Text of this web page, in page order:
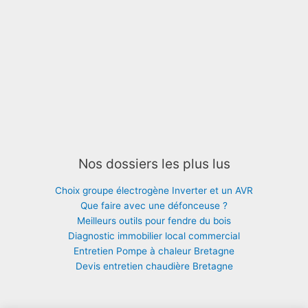
Nos dossiers les plus lus
Choix groupe électrogène Inverter et un AVR
Que faire avec une défonceuse ?
Meilleurs outils pour fendre du bois
Diagnostic immobilier local commercial
Entretien Pompe à chaleur Bretagne
Devis entretien chaudière Bretagne